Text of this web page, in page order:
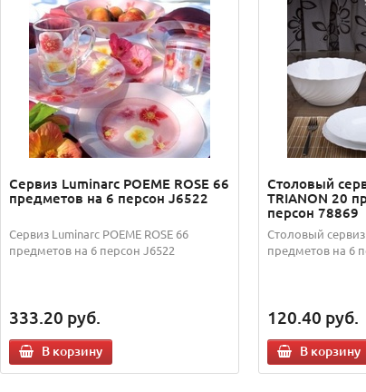
Сервиз Luminarc POEME ROSE 66
предметов на 6 персон J6522
Сервиз Luminarc POEME ROSE 66
предметов на 6 персон J6522
333.20 руб.
В корзину
Столовый
TRIANON 20
персон 78869
Столовый сервиз
предметов на 6
120.40 руб.
В корзину